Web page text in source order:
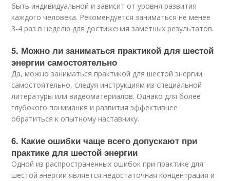
быть индивидуальной и зависит от уровня развития
каждого человека. Рекомендуется заниматься не менее
3-4 раз в неделю для достижения заметных результатов.
5. Можно ли заниматься практикой для шестой
энергии самостоятельно
Да, можно заниматься практикой для шестой энергии
самостоятельно, следуя инструкциям из специальной
литературы или видеоматериалов. Однако для более
глубокого понимания и развития эффективнее
обратиться к опытному наставнику.
6. Какие ошибки чаще всего допускают при
практике для шестой энергии
Одной из распространенных ошибок при практике для
шестой энергии является недостаточная концентрация и